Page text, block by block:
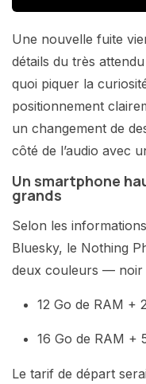
Une nouvelle fuite
détails du très
quoi piquer la
positionnement
un changement de
côté de l’audio avec
Un smartphone
grands
Selon les
Bluesky, le Nothing
deux couleurs — noir
12 Go de RAM +
16 Go de RAM +
Le tarif de départ